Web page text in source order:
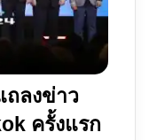
รณ์
ถลงข่าว
ครั้งแรก